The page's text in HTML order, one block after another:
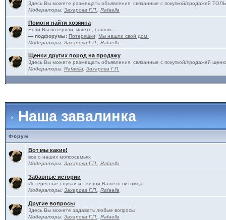
Здесь Вы можете размещать объявления, связанные с покупкой/продажей
Модераторы: Захарова Г.П. Rafaella
Помоги найти хозяина
Если Вы потеряли, ищете, нашли....
— подфорумы: Потеряшки
Мы нашли свой дом!
Модераторы: Захарова Г.П. Rafaella
Щенки других пород на продажу
Здесь Вы можете размещать объявления, связанные с покупкой/продажей
Модераторы: Rafaella Захарова Г.П.
Наша завалинка
Форум
Вот мы какие!
все о наших мопсосемьях
Модераторы: Захарова Г.П. Rafaella
Забавные истории
Интересные случаи из жизни Вашего питомца
Модераторы: Захарова Г.П. Rafaella
Другие вопросы
Здесь Вы можете задавать любые вопросы
Модераторы: Захарова Г.П. Rafaella